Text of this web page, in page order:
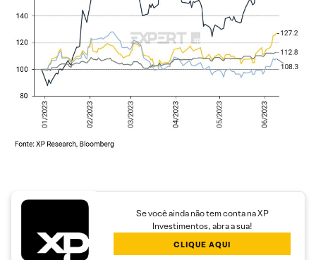
Se você ainda não tem conta na XP
Investimentos, abra a sua!
CLIQUE AQUI